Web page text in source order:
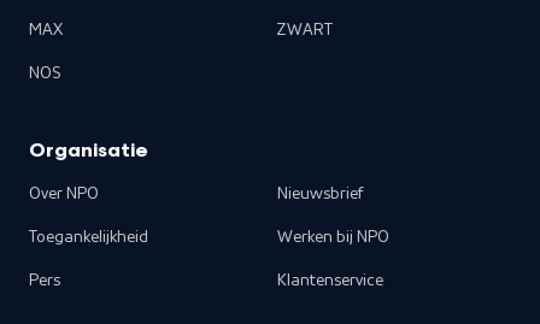
MAX
NOS
ZWART
Organisatie
Over NPO
Toegankelijkheid
Pers
Nieuwsbrief
Werken bij NPO
Klantenservice